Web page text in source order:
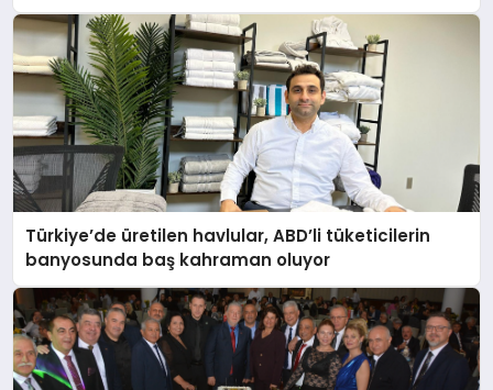
Türkiye’de üretilen havlular, ABD’li tüketicilerin
banyosunda baş kahraman oluyor